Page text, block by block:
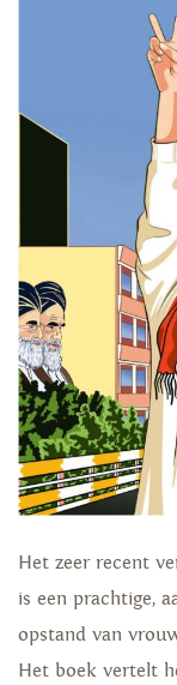
Het zeer recent
is een prachtige,
opstand van
Het boek vertelt